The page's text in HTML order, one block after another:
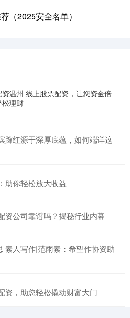
（2025安全名单）
资温州 线上股票配资，让您资金倍
理财
蹿红源于深厚底蕴，如何端详这
助你轻松放大收益
资公司靠谱吗？揭秘行业内幕
素人写作|范雨素：希望作协资助
资，助您轻松撬动财富大门